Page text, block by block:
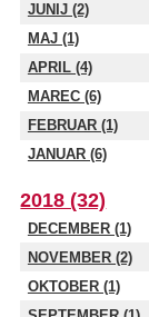
JUNIJ (2)
MAJ (1)
APRIL (4)
MAREC (6)
FEBRUAR (1)
JANUAR (6)
2018 (32)
DECEMBER (1)
NOVEMBER (2)
OKTOBER (1)